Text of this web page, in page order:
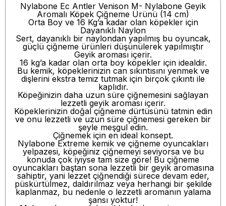
Nylabone Ec Antler Venison M- Nylabone Geyik
Aromalı Köpek Çiğneme Ürünü (14 cm)
Orta Boy ve 16 Kg’a kadar olan köpekler için
Dayanıklı Naylon
Sert, dayanıklı bir naylondan yapılmış bu oyuncak,
güçlü çiğneme ürünleri düşünülerek yapılmıştır
Geyik aroması içerir.
16 kg’a kadar olan orta boy köpekler için idealdir.
Bu kemik, köpeklerinizin can sıkıntısını yenmek ve
dişlerini ekstra temiz tutmak için birçok çıkıntı ile
kaplıdır.
Köpeğinizin daha uzun süre çiğnemesini sağlayan
lezzetli geyik aroması içerir.
Köpeklerinizin doğal çiğneme dürtüsünü tatmin edin
ve onu lezzetli ve uzun süre çiğnemesi gereken bir
şeyle meşgul edin.
Çiğnemek için en ideal konsept.
Nylabone Extreme kemik ve çiğneme oyuncakları
yelpazesi, köpeğiniz çiğnemeyi seviyorsa ve bu
konuda çok iyiyse tam size göre! Bu çiğneme
oyuncakları baştan sona lezzetli bir geyik aromasına
sahiptir, yani lezzet çiğnendiği sürece devam eder,
püskürtülmez, daldırılmaz veya herhangi bir şekilde
kaplanmaz, bu nedenle o lezzetli aromanın yalama
şansı yoktur!